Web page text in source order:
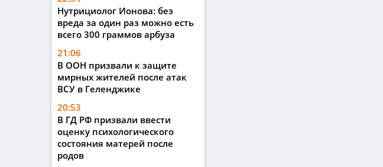
Нутрициолог Ионова: без
вреда за один раз можно есть
всего 300 граммов арбуза
21:06
В ООН призвали к защите
мирных жителей после атак
ВСУ в Геленджике
20:53
В ГД РФ призвали ввести
оценку психологического
состояния матерей после
родов